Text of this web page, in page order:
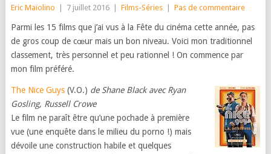
Eric Maïolino 7 juillet 2016 Films-Séries Pas de commentaire
Parmi les 15 films que j’ai vus à la Fête du cinéma cette année, pas
de gros coup de cœur mais un bon niveau. Voici mon traditionnel
classement, très personnel et peu rationnel ! On commence par
mon film préféré.
The Nice Guys(V.O.) de Shane Black avec Ryan
Gosling, Russell Crowe
Le film ne paraît être qu’une pochade à première
vue (une enquête dans le milieu du porno !) mais
dévoile une construction habile et quelques